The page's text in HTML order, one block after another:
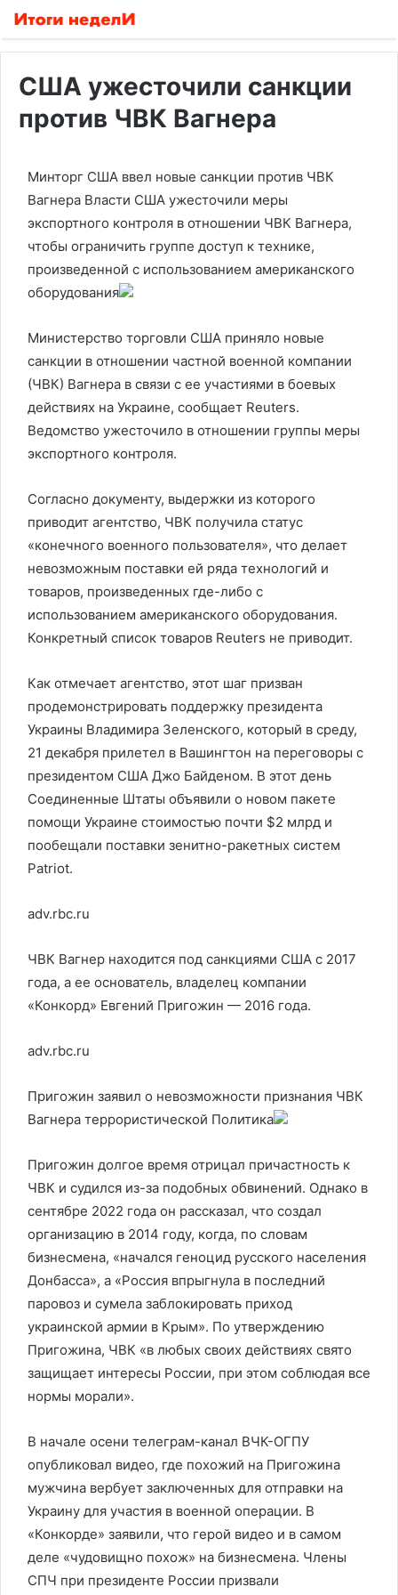
США ужесточили санкции
против ЧВК Вагнера
Минторг США ввел новые санкции против ЧВК
Вагнера Власти США ужесточили меры
экспортного контроля в отношении ЧВК Вагнера,
чтобы ограничить группе доступ к технике,
произведенной с использованием американского
оборудования
Министерство торговли США приняло новые
санкции в отношении частной военной компании
(ЧВК) Вагнера в связи с ее участиями в боевых
действиях на Украине, сообщает Reuters.
Ведомство ужесточило в отношении группы меры
экспортного контроля.
Согласно документу, выдержки из которого
приводит агентство, ЧВК получила статус
«конечного военного пользователя», что делает
невозможным поставки ей ряда технологий и
товаров, произведенных где-либо с
использованием американского оборудования.
Конкретный список товаров Reuters не приводит.
Как отмечает агентство, этот шаг призван
продемонстрировать поддержку президента
Украины Владимира Зеленского, который в среду,
21 декабря прилетел в Вашингтон на переговоры с
президентом США Джо Байденом. В этот день
Соединенные Штаты объявили о новом пакете
помощи Украине стоимостью почти $2 млрд и
пообещали поставки зенитно-ракетных систем
Patriot.
adv.rbc.ru
ЧВК Вагнер находится под санкциями США с 2017
года, а ее основатель, владелец компании
«Конкорд» Евгений Пригожин — 2016 года.
adv.rbc.ru
Пригожин заявил о невозможности признания ЧВК
Вагнера террористической Политика
Пригожин долгое время отрицал причастность к
ЧВК и судился из-за подобных обвинений. Однако в
сентябре 2022 года он рассказал, что создал
организацию в 2014 году, когда, по словам
бизнесмена, «начался геноцид русского населения
Донбасса», а «Россия впрыгнула в последний
паровоз и сумела заблокировать приход
украинской армии в Крым». По утверждению
Пригожина, ЧВК «в любых своих действиях свято
защищает интересы России, при этом соблюдая все
нормы морали».
В начале осени телеграм-канал ВЧК-ОГПУ
опубликовал видео, где похожий на Пригожина
мужчина вербует заключенных для отправки на
Украину для участия в военной операции. В
«Конкорде» заявили, что герой видео и в самом
деле «чудовищно похож» на бизнесмена. Члены
СПЧ при президенте России призвали